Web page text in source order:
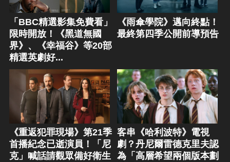
「BBC精選影集免費看」
限時開放！《黑道無國
界》、《幸福谷》等20部
精選英劇好...
《雨傘學院》邁向終點！
最終第四季公開前導預告
《重返犯罪現場》第21季
首播紀念已逝演員！「尼
克」喊話請觀眾備好衛生
客串《哈利波特》電視
劇？丹尼爾雷德克里夫認
為「高層希望兩個版本劃